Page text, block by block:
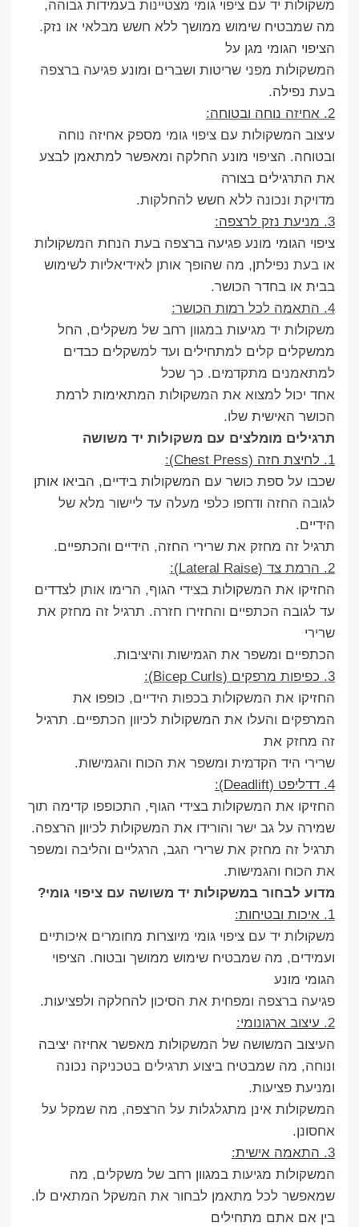
משקולות יד עם ציפוי גומי מצטיינות בעמידות גבוהה,
מה שמבטיח שימוש ממושך ללא חשש מבלאי או נזק.
הציפוי הגומי מגן על
המשקולות מפני שריטות ושברים ומונע פגיעה ברצפה
בעת נפילה.
2. אחיזה נוחה ובטוחה:
עיצוב המשקולות עם ציפוי גומי מספק אחיזה נוחה
ובטוחה. הציפוי מונע החלקה ומאפשר למתאמן לבצע
את התרגילים בצורה
מדויקת ונכונה ללא חשש להחלקות.
3. מניעת נזק לרצפה:
ציפוי הגומי מונע פגיעה ברצפה בעת הנחת המשקולות
או בעת נפילתן, מה שהופך אותן לאידיאליות לשימוש
בבית או בחדר הכושר.
4. התאמה לכל רמות הכושר:
משקולות יד מגיעות במגוון רחב של משקלים, החל
ממשקלים קלים למתחילים ועד למשקלים כבדים
למתאמנים מתקדמים. כך שכל
אחד יכול למצוא את המשקולות המתאימות לרמת
הכושר האישית שלו.
תרגילים מומלצים עם משקולות יד משושה
1. לחיצת חזה (Chest Press):
שכבו על ספת כושר עם המשקולות בידיים, הביאו אותן
לגובה החזה ודחפו כלפי מעלה עד ליישור מלא של
הידיים.
תרגיל זה מחזק את שרירי החזה, הידיים והכתפיים.
2. הרמת צד (Lateral Raise):
החזיקו את המשקולות בצידי הגוף, הרימו אותן לצדדים
עד לגובה הכתפיים והחזירו חזרה. תרגיל זה מחזק את
שרירי
הכתפיים ומשפר את הגמישות והיציבות.
3. כפיפות מרפקים (Bicep Curls):
החזיקו את המשקולות בכפות הידיים, כופפו את
המרפקים והעלו את המשקולות לכיוון הכתפיים. תרגיל
זה מחזק את
שרירי היד הקדמית ומשפר את הכוח והגמישות.
4. דדליפט (Deadlift):
החזיקו את המשקולות בצידי הגוף, התכופפו קדימה תוך
שמירה על גב ישר והורידו את המשקולות לכיוון הרצפה.
תרגיל זה מחזק את שרירי הגב, הרגליים והליבה ומשפר
את הכוח והגמישות.
מדוע לבחור במשקולות יד משושה עם ציפוי גומי?
1. איכות ובטיחות:
משקולות יד עם ציפוי גומי מיוצרות מחומרים איכותיים
ועמידים, מה שמבטיח שימוש ממושך ובטוח. הציפוי
הגומי מונע
פגיעה ברצפה ומפחית את הסיכון להחלקה ולפציעות.
2. עיצוב ארגונומי:
העיצוב המשושה של המשקולות מאפשר אחיזה יציבה
ונוחה, מה שמבטיח ביצוע תרגילים בטכניקה נכונה
ומניעת פציעות.
המשקולות אינן מתגלגלות על הרצפה, מה שמקל על
אחסונן.
3. התאמה אישית:
המשקולות מגיעות במגוון רחב של משקלים, מה
שמאפשר לכל מתאמן לבחור את המשקל המתאים לו.
בין אם אתם מתחילים